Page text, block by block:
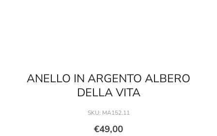
ANELLO IN ARGENTO ALBERO
DELLA VITA
SKU: MA152.11
€49,00